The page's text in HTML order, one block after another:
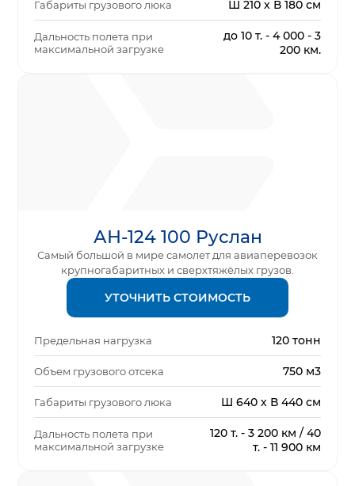
Габариты грузового люка Ш 210 х В 180 см
Дальность полета при
максимальной загрузке
до 10 т. - 4 000 - 3
200 км.
АН-124 100 Руслан
Самый большой в мире самолет для авиаперевозок
крупногабаритных и сверхтяжёлых грузов.
УТОЧНИТЬ СТОИМОСТЬ
Предельная нагрузка 120 тонн
Объем грузового отсека 750 м3
Габариты грузового люка Ш 640 х В 440 см
Дальность полета при
максимальной загрузке
120 т. - 3 200 км / 40
т. - 11 900 км